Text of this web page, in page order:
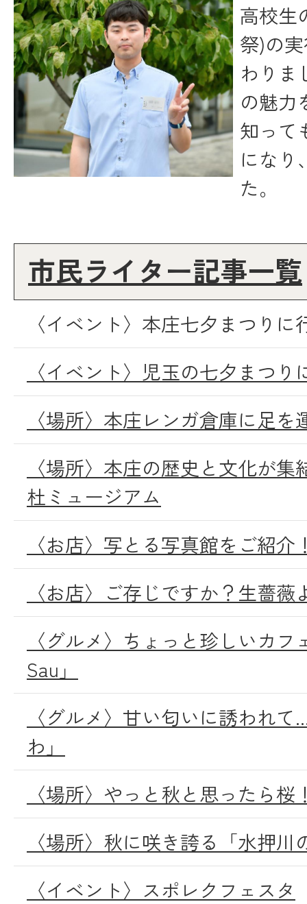
高校生
祭)の
わりま
の魅力
知って
になり
た。
市民ライター記事一覧
〈イベント〉本庄七夕まつりに
〈イベント〉児玉の七夕まつ
〈場所〉本庄レンガ倉庫に足
〈場所〉本庄の歴史と文化が
杜ミュージアム
〈お店〉写とる写真館をご紹介
〈お店〉ご存じですか？生薔薇
〈グルメ〉ちょっと珍しいカ
Sau」
〈グルメ〉甘い匂いに誘われて
わ」
〈場所〉やっと秋と思ったら桜
〈場所〉秋に咲き誇る「水押川
〈イベント〉スポレクフェスタ